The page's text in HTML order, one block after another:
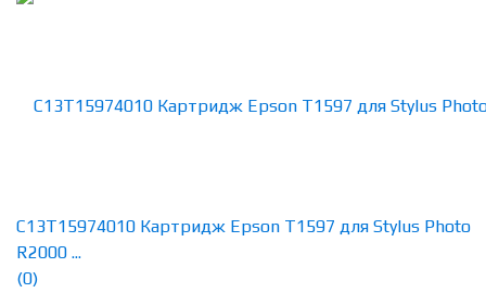
C13T15974010 Картридж Epson T1597 для Stylus Photo
R2000 ...
(0)